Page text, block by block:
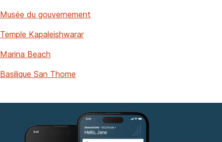
Musée du gouvernement
Temple Kapaleishwarar
Marina Beach
Basilique San Thome